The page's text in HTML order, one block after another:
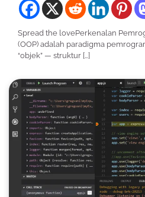
Spread the lovePerkenalan
(OOP) adalah paradigma
“objek” — struktur […]